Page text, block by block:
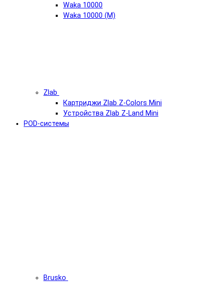
Waka 10000
Waka 10000 (М)
Zlab
Картриджи Zlab Z-Colors Mini
Устройства Zlab Z-Land Mini
POD-системы
Brusko